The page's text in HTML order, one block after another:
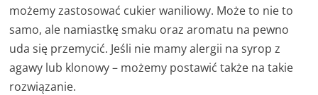
możemy zastosować cukier waniliowy. Może to nie to
samo, ale namiastkę smaku oraz aromatu na pewno
uda się przemycić. Jeśli nie mamy alergii na syrop z
agawy lub klonowy – możemy postawić także na takie
rozwiązanie.